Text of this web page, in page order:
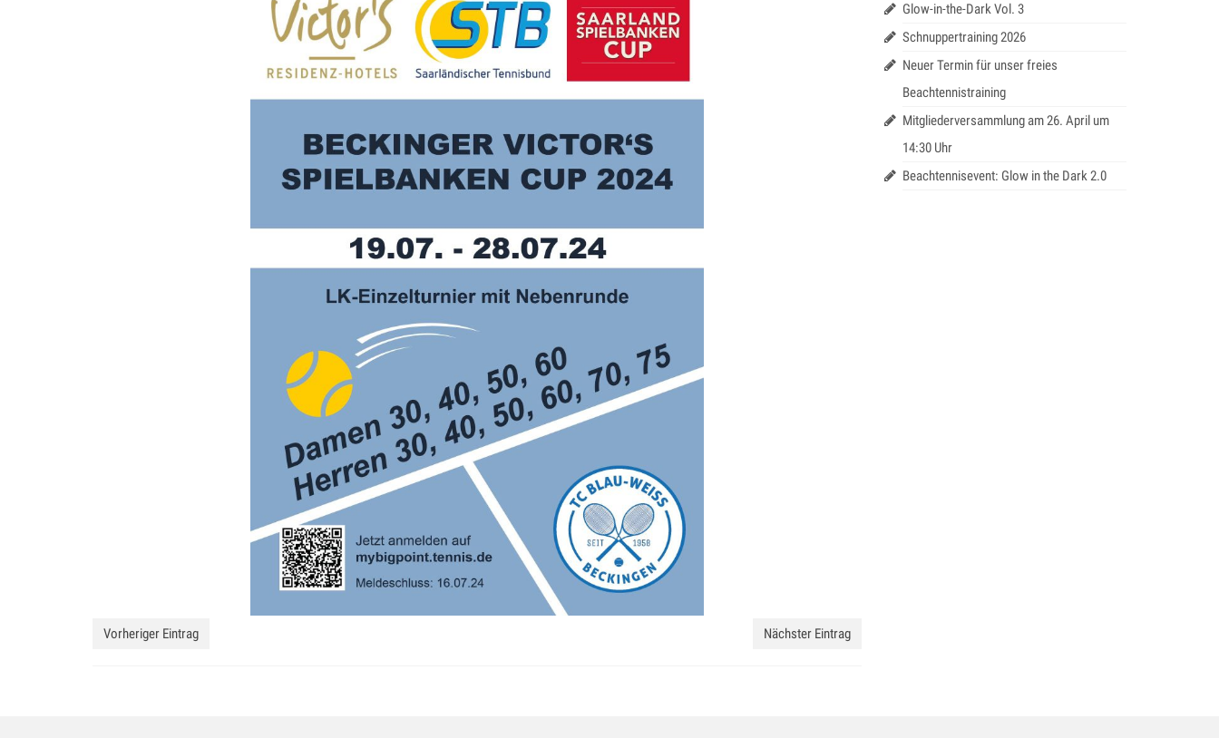
Vorheriger Eintrag Nächster Eintrag
Glow-in-the-Dark Vol. 3
Schnuppertraining 2026
Neuer Termin für unser freies
Beachtennistraining
Mitgliederversammlung am 26. April um
14:30 Uhr
Beachtennisevent: Glow in the Dark 2.0